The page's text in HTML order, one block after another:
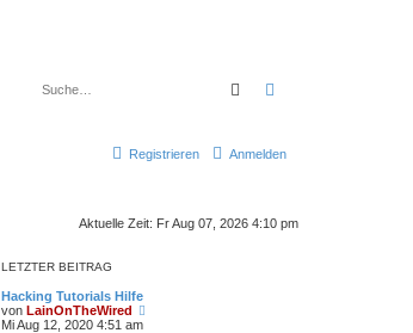
Suche
Anmelden
Registrieren
Aktuelle Zeit: Fr Aug 07, 2026 4:10 pm
LETZTER BEITRAG
Hacking Tutorials Hilfe
von LainOnTheWired
Mi Aug 12, 2020 4:51 am